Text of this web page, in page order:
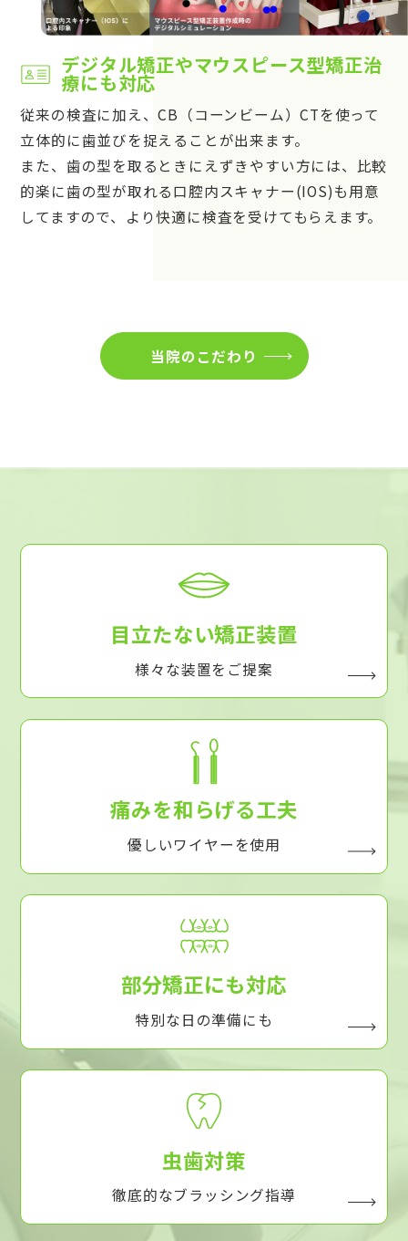
デジタル矯正やマウスピース型矯正治
療にも対応
従来の検査に加え、CB（コーンビーム）CTを使って
立体的に歯並びを捉えることが出来ます。
また、歯の型を取るときにえずきやすい方には、比較
的楽に歯の型が取れる口腔内スキャナー(IOS)も用意
してますので、より快適に検査を受けてもらえます。
当院のこだわり
目立たない矯正装置
様々な装置をご提案
痛みを和らげる工夫
優しいワイヤーを使用
部分矯正にも対応
特別な日の準備にも
虫歯対策
徹底的なブラッシング指導